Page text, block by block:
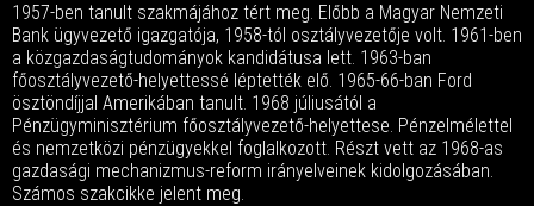
1957-ben tanult szakmájához tért meg. Előbb a Magyar Nemzeti
Bank ügyvezető igazgatója, 1958-tól osztályvezetője volt. 1961-ben
a közgazdaságtudományok kandidátusa lett. 1963-ban
főosztályvezető-helyettessé léptették elő. 1965-66-ban Ford
ösztöndíjjal Amerikában tanult. 1968 júliusától a
Pénzügyminisztérium főosztályvezető-helyettese. Pénzelmélettel
és nemzetközi pénzügyekkel foglalkozott. Részt vett az 1968-as
gazdasági mechanizmus-reform irányelveinek kidolgozásában.
Számos szakcikke jelent meg.